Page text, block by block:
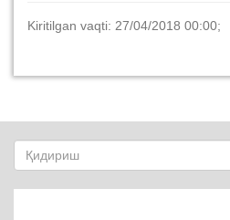
Kiritilgan vaqti: 27/04/2018 00:00;